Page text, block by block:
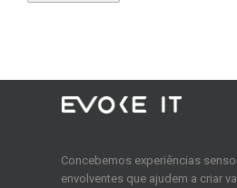
Concebemos experiências
envolventes que ajudem a criar